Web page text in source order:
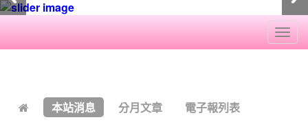
本站消息 分月文章 電子報列表